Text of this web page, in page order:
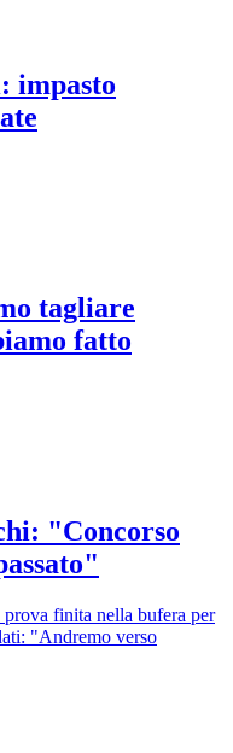
impasto
tagliare
fatto
"Concorso
finita nella bufera per
"Andremo verso